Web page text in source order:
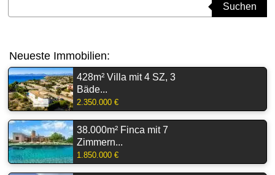
Suchen
Neueste Immobilien:
428m² Villa mit 4 SZ, 3
Bäde...
2.350.000 €
38.000m² Finca mit 7
Zimmern...
1.850.000 €